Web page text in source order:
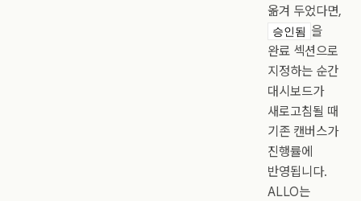
옮겨 두었다면,
승인됨 을
완료 섹션으로
지정하는 순간
대시보드가
새로고침될 때
기존 캔버스가
진행률에
반영됩니다.
ALLO는